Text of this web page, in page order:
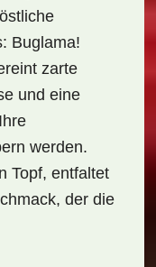
Buglama!
zarte
und eine
werden.
Topf, entfaltet
der die